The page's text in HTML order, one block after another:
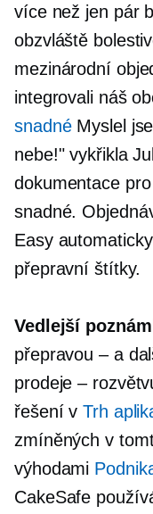
více než jen pár
obzvláště
mezinárodní
integrovali náš
snadnéMyslel
nebe!" vykřikla
dokumentace
snadné.
Easy
přepravní štítky.
Vedlejší
přepravou – a
prodeje –
řešení vTrh
zmíněných v
výhodami
CakeSafe